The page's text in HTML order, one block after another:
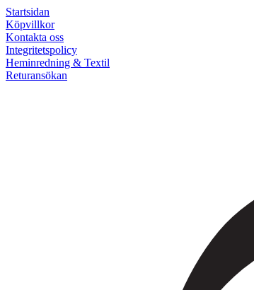
Startsidan
Köpvillkor
Kontakta oss
Integritetspolicy
Heminredning & Textil
Returansökan